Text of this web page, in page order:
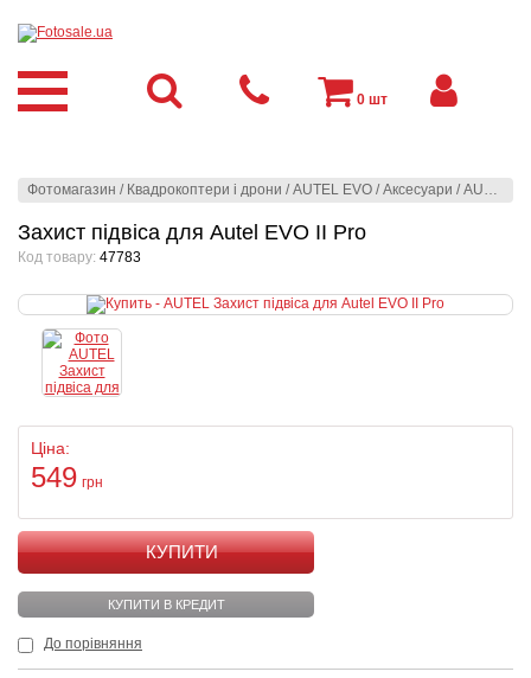
Фотомагазин / Квадрокоптери і дрони /AUTEL EVO /Аксесуари /AUTEL
Захист підвіса для Autel EVO II Pro
Код товару: 47783
Ціна:
549 грн
КУПИТИ
КУПИТИ В КРЕДИТ
До порівняння
0 шт